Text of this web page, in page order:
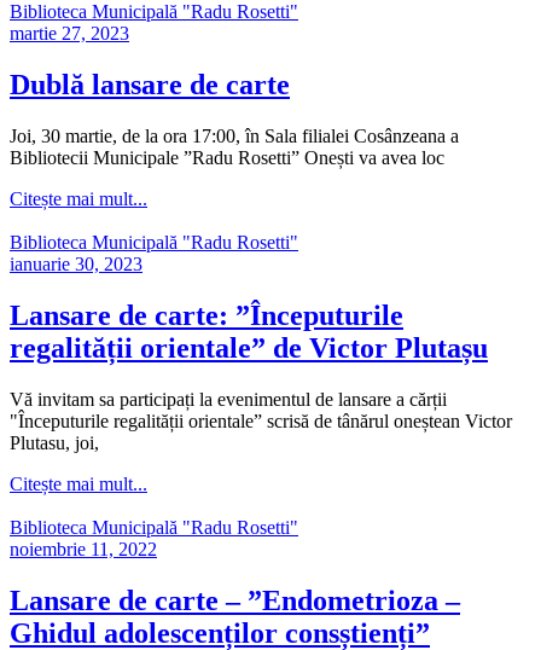
Biblioteca Municipală "Radu Rosetti"
martie 27, 2023
Dublă lansare de carte
Joi, 30 martie, de la ora 17:00, în Sala filialei Cosânzeana a
Bibliotecii Municipale ”Radu Rosetti” Onești va avea loc
Citește mai mult...
Biblioteca Municipală "Radu Rosetti"
ianuarie 30, 2023
Lansare de carte: ”Începuturile
regalității orientale” de Victor Plutașu
Vă invitam sa participați la evenimentul de lansare a cărții
"Începuturile regalității orientale” scrisă de tânărul oneștean Victor
Plutasu, joi,
Citește mai mult...
Biblioteca Municipală "Radu Rosetti"
noiembrie 11, 2022
Lansare de carte – ”Endometrioza –
Ghidul adolescenților consștienți”